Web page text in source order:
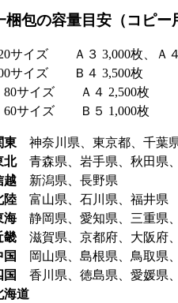
梱包の容量目安（コピー
サイズ Ａ３ 3,000枚、Ａ４
サイズ Ｂ４ 3,500枚
サイズ Ａ４ 2,500枚
サイズ Ｂ５ 1,000枚
東 神奈川県、東京都、千葉
北青森県、岩手県、秋田県
越 新潟県、長野県
陸 富山県、石川県、福井県
海静岡県、愛知県、三重県
畿 滋賀県、京都府、大阪府
国
岡山県、島根県、鳥取県
国
香川県、徳島県、愛媛県
海道